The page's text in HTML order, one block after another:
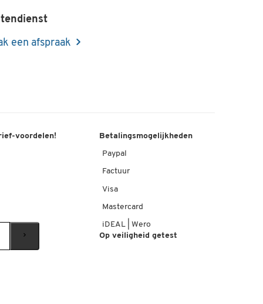
een afspraak
voordelen! Betalingsmogelijkheden
Paypal
Factuur
Visa
Mastercard
iDEAL | Wero
Op veiligheid getest